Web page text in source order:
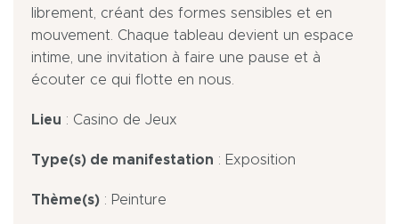
librement, créant des formes sensibles et en
mouvement. Chaque tableau devient un espace
intime, une invitation à faire une pause et à
écouter ce qui flotte en nous.
Lieu : Casino de Jeux
Type(s) de manifestation : Exposition
Thème(s) : Peinture